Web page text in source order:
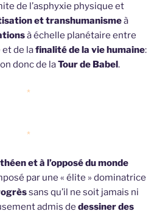
de l’asphyxie physique et
et transhumanismeà
à échelle planétaire entre
de lafinalité de la vie humaine:
donc de laTour de Babel.
*
*
et à l’opposé du monde
par une « élite » dominatrice
sans qu’il ne soit jamais ni
admis de dessiner des